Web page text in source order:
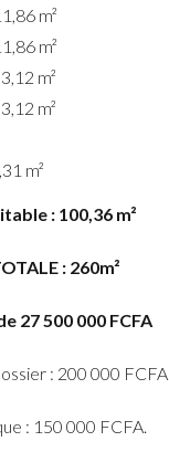
m²
m²
m²
m²
m²
: 100,36 m²
: 260m²
27 500 000 FCFA
: 200 000 FCFA.
: 150 000 FCFA.